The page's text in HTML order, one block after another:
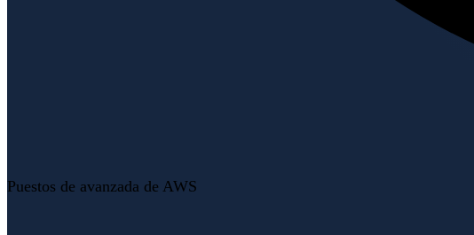
Puestos de avanzada de AWS